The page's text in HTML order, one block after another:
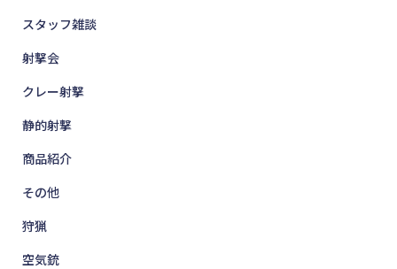
スタッフ雑談
射撃会
クレー射撃
静的射撃
商品紹介
その他
狩猟
空気銃